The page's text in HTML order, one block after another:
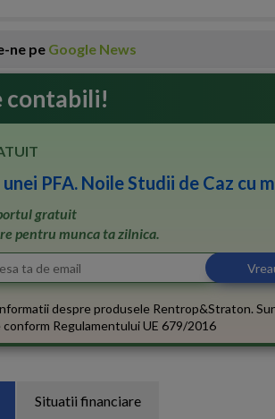
ne pe Google News
contabili!
PFA. Noile Studii de Caz cu
gratuit
pentru munca ta zilnica.
despre produsele Rentrop&Straton.
Regulamentului UE 679/2016
Situatii financiare